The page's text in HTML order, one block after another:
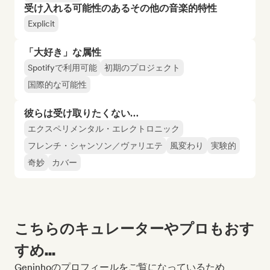
受け入れる可能性のあるその他の音楽的特性
Explicit
「大好き」な属性
Spotifyで利用可能
初期のプロジェクト
国際的な可能性
彼らは受け取りたくない…
エクスペリメンタル・エレクトロニック
フレンチ・シャンソン／ヴァリエテ
風変わり
実験的
奇妙
カバー
こちらのキュレーターやプロもおす
すめ...
Geninhoのプロフィールをご覧になっているため